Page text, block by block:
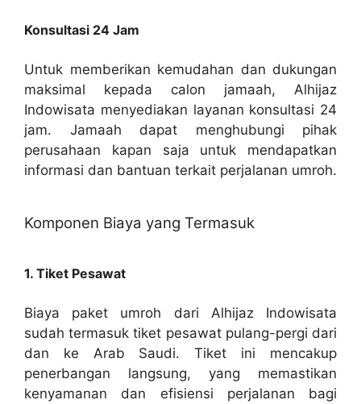
Konsultasi 24 Jam
Untuk memberikan kemudahan dan dukungan
maksimal kepada calon jamaah, Alhijaz
Indowisata menyediakan layanan konsultasi 24
jam. Jamaah dapat menghubungi pihak
perusahaan kapan saja untuk mendapatkan
informasi dan bantuan terkait perjalanan umroh.
Komponen Biaya yang Termasuk
1. Tiket Pesawat
Biaya paket umroh dari Alhijaz Indowisata
sudah termasuk tiket pesawat pulang-pergi dari
dan ke Arab Saudi. Tiket ini mencakup
penerbangan langsung, yang memastikan
kenyamanan dan efisiensi perjalanan bagi